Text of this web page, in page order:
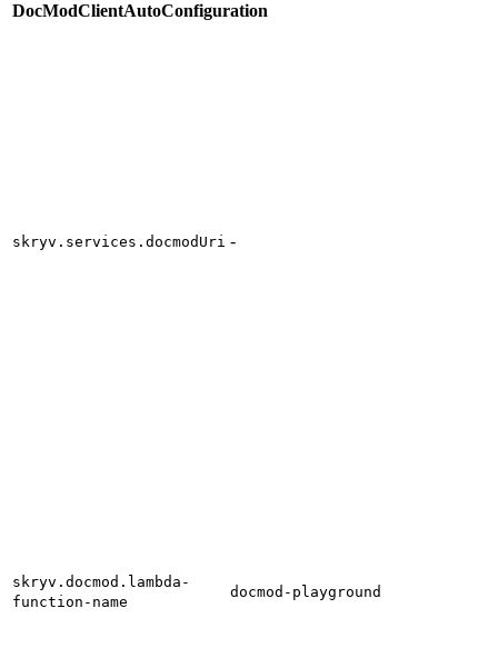
DocModClientAutoConfiguration
skryv.services.docmodUri -
skryv.docmod.lambda-
function-name
docmod-playground